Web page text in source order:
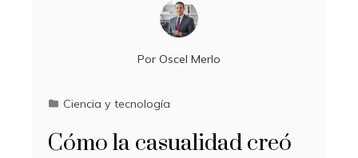
Por Oscel Merlo
Ciencia y tecnología
Cómo la casualidad creó